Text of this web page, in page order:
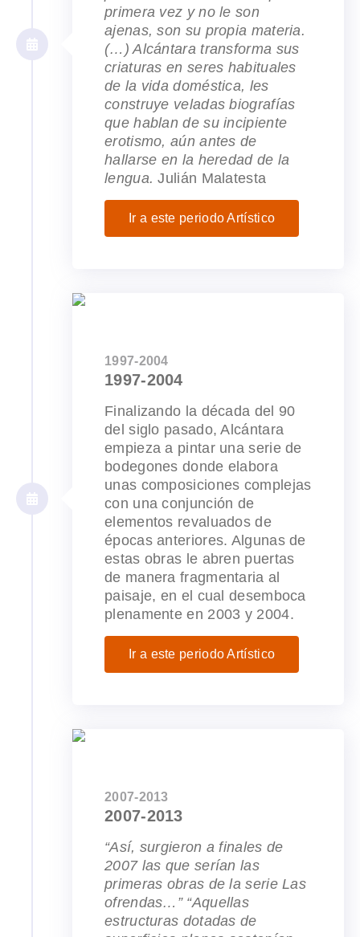
primera vez y no le son
ajenas, son su propia materia.
(…) Alcántara transforma sus
criaturas en seres habituales
de la vida doméstica, les
construye veladas biografías
que hablan de su incipiente
erotismo, aún antes de
hallarse en la heredad de la
lengua. Julián Malatesta
Ir a este periodo Artístico
1997-2004
1997-2004
Finalizando la década del 90
del siglo pasado, Alcántara
empieza a pintar una serie de
bodegones donde elabora
unas composiciones complejas
con una conjunción de
elementos revaluados de
épocas anteriores. Algunas de
estas obras le abren puertas
de manera fragmentaria al
paisaje, en el cual desemboca
plenamente en 2003 y 2004.
Ir a este periodo Artístico
2007-2013
2007-2013
“Así, surgieron a finales de
2007 las que serían las
primeras obras de la serie Las
ofrendas…” “Aquellas
estructuras dotadas de